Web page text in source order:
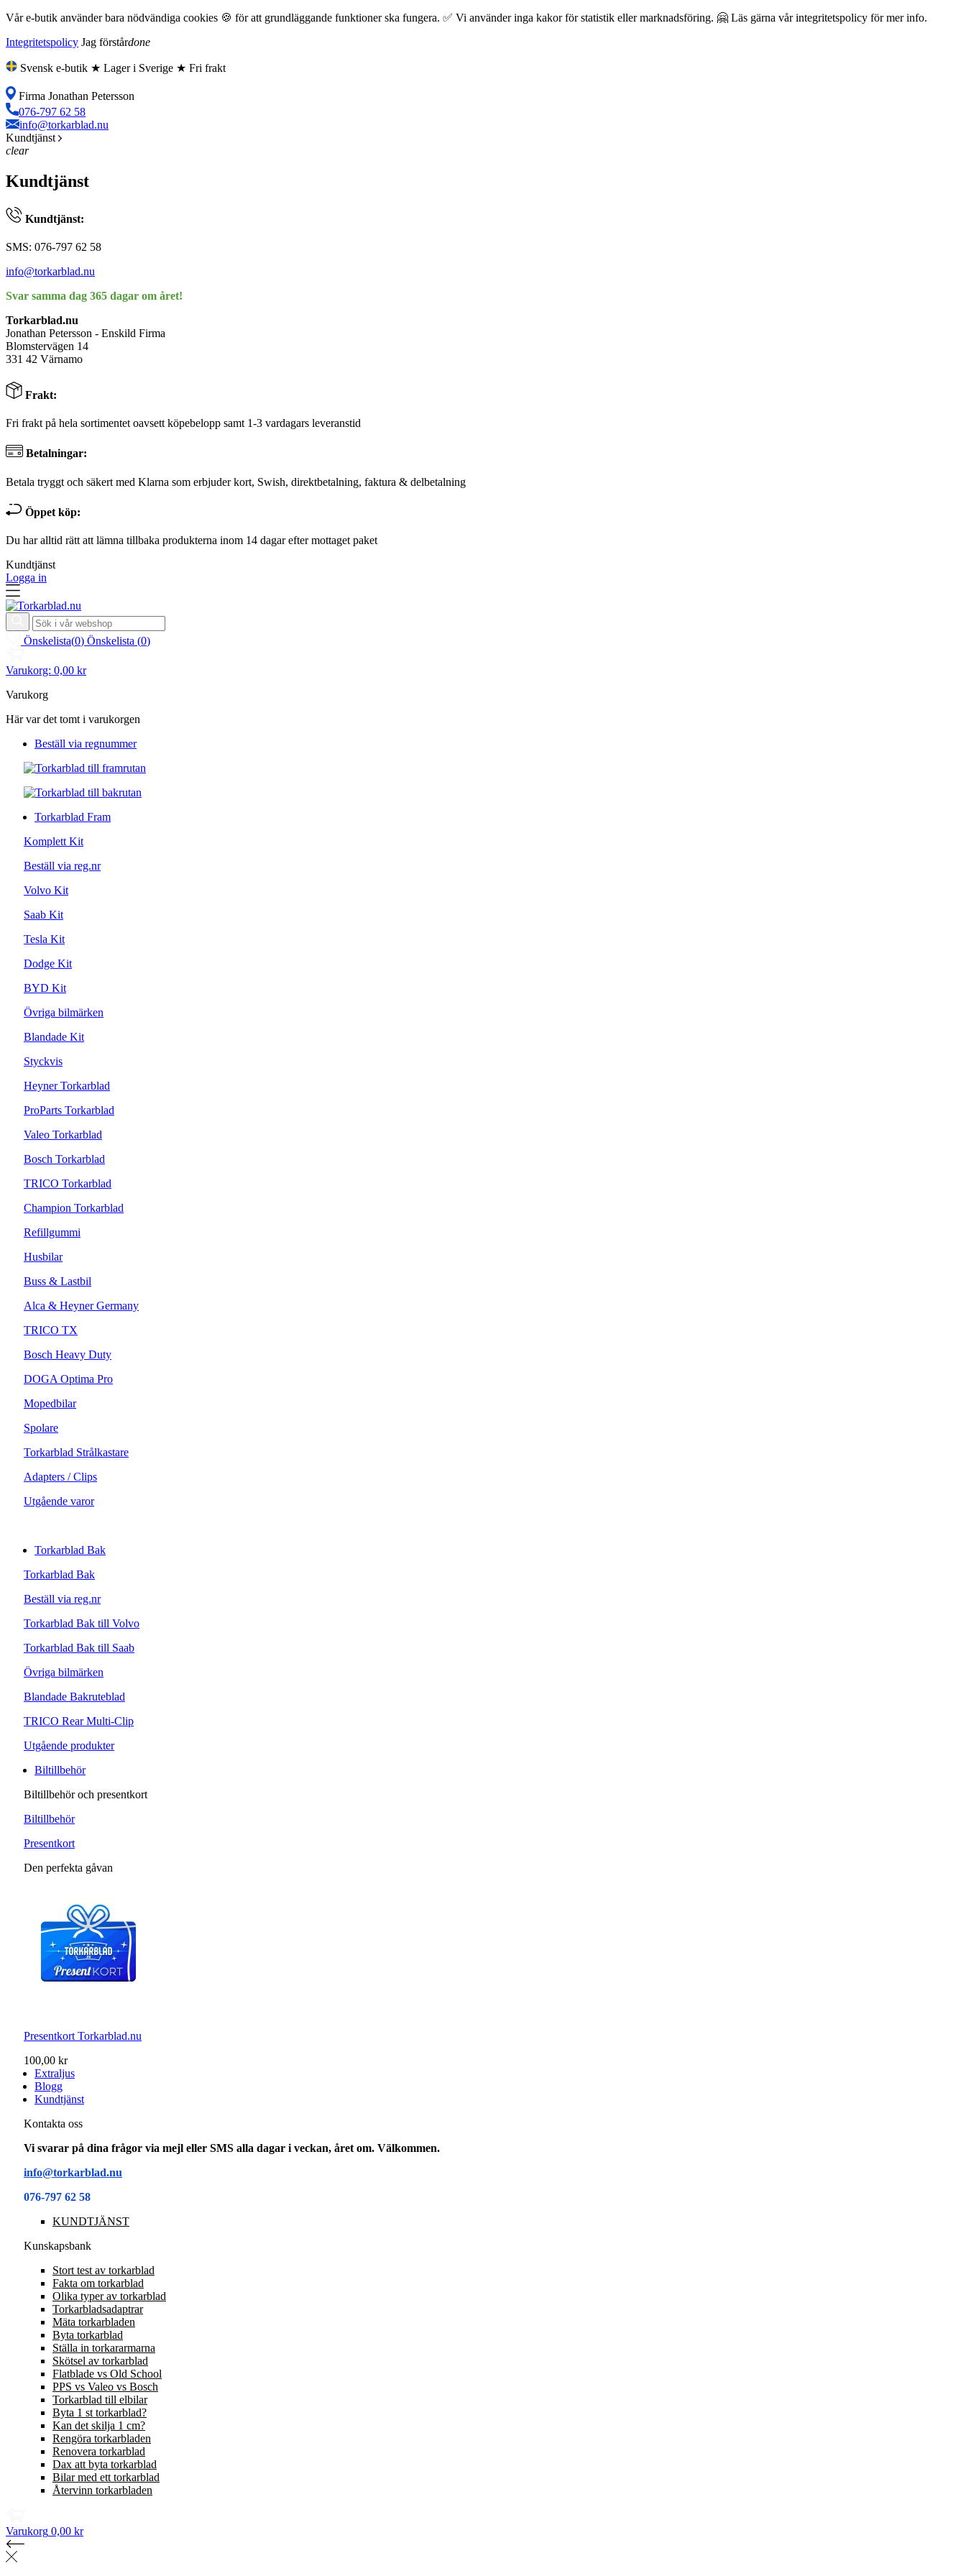
Vår e-butik använder bara nödvändiga cookies 🍪 för att grundläggande funktioner ska fungera. ✅ Vi använder inga kakor för statistik eller marknadsföring. 🤗 Läs gärna vår integritetspolicy för mer info.
Integritetspolicy Jag förstårdone
Svensk e-butik ★ Lager i Sverige ★ Fri frakt
Firma Jonathan Petersson
076-797 62 58
info@torkarblad.nu
Kundtjänst
clear
Kundtjänst
Kundtjänst:
SMS: 076-797 62 58
info@torkarblad.nu
Svar samma dag 365 dagar om året!
Torkarblad.nu
Jonathan Petersson - Enskild Firma
Blomstervägen 14
331 42 Värnamo
Frakt:
Fri frakt på hela sortimentet oavsett köpebelopp samt 1-3 vardagars leveranstid
Betalningar:
Betala tryggt och säkert med Klarna som erbjuder kort, Swish, direktbetalning, faktura & delbetalning
Öppet köp:
Du har alltid rätt att lämna tillbaka produkterna inom 14 dagar efter mottaget paket
Kundtjänst
Logga in
Önskelista(0) Önskelista (0)
Varukorg: 0,00 kr
Varukorg
Här var det tomt i varukorgen
Beställ via regnummer
Torkarblad Fram
Komplett Kit
Beställ via reg.nr
Volvo Kit
Saab Kit
Tesla Kit
Dodge Kit
BYD Kit
Övriga bilmärken
Blandade Kit
Styckvis
Heyner Torkarblad
ProParts Torkarblad
Valeo Torkarblad
Bosch Torkarblad
TRICO Torkarblad
Champion Torkarblad
Refillgummi
Husbilar
Buss & Lastbil
Alca & Heyner Germany
TRICO TX
Bosch Heavy Duty
DOGA Optima Pro
Mopedbilar
Spolare
Torkarblad Strålkastare
Adapters / Clips
Utgående varor
Torkarblad Bak
Torkarblad Bak
Beställ via reg.nr
Torkarblad Bak till Volvo
Torkarblad Bak till Saab
Övriga bilmärken
Blandade Bakruteblad
TRICO Rear Multi-Clip
Utgående produkter
Biltillbehör
Biltillbehör och presentkort
Biltillbehör
Presentkort
Den perfekta gåvan
Presentkort Torkarblad.nu
100,00 kr
Extraljus
Blogg
Kundtjänst
Kontakta oss
Vi svarar på dina frågor via mejl eller SMS alla dagar i veckan, året om. Välkommen.
info@torkarblad.nu
076-797 62 58
KUNDTJÄNST
Kunskapsbank
Stort test av torkarblad
Fakta om torkarblad
Olika typer av torkarblad
Torkarbladsadaptrar
Mäta torkarbladen
Byta torkarblad
Ställa in torkararmarna
Skötsel av torkarblad
Flatblade vs Old School
PPS vs Valeo vs Bosch
Torkarblad till elbilar
Byta 1 st torkarblad?
Kan det skilja 1 cm?
Rengöra torkarbladen
Renovera torkarblad
Dax att byta torkarblad
Bilar med ett torkarblad
Återvinn torkarbladen
Varukorg 0,00 kr